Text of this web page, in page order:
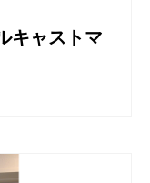
キャストマ